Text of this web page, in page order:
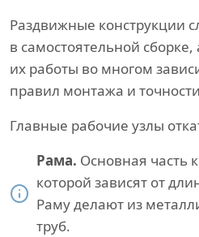
Раздвижные конструкции
в самостоятельной
их работы во многом
правил монтажа и
Главные рабочие узлы
Рама. Основная часть
которой зависят от
Раму делают из
труб.